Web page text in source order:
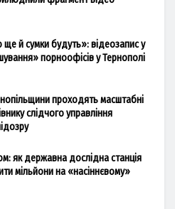
й сумки будуть»: відеозапис у
порноофісів у Тернополі
проходять масштабні
слідчого управління
як державна дослідна станція
мільйони на «насіннєвому»